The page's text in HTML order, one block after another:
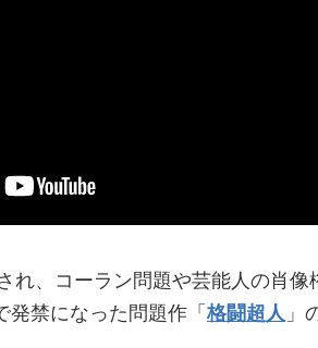
れ、コーラン問題や芸能人の肖像
発禁になった問題作「 格闘超人 」